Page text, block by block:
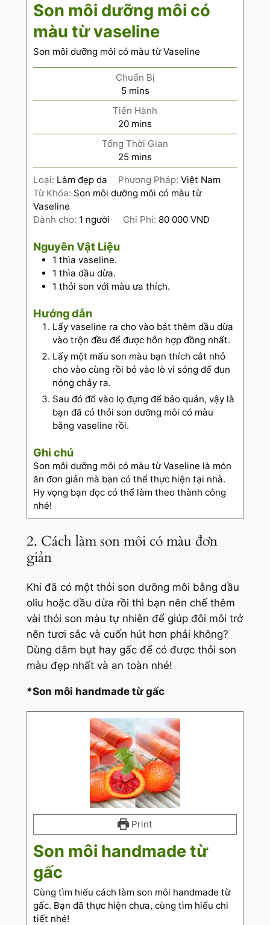
Son môi dưỡng môi có
màu từ vaseline
Son môi dưỡng môi có màu từ Vaseline
Chuẩn Bị
5 mins
Tiến Hành
20 mins
Tổng Thời Gian
25 mins
Loại: Làm đẹp da Phương Pháp: Việt Nam
Từ Khóa: Son môi dưỡng môi có màu từ
Vaseline
Dành cho: 1 người Chi Phí: 80 000 VND
Nguyên Vật Liệu
1 thìa vaseline.
1 thìa dầu dừa.
1 thỏi son với màu ưa thích.
Hướng dẫn
Lấy vaseline ra cho vào bát thêm dầu dừa
vào trộn đều để được hỗn hợp đồng nhất.
Lấy một mẩu son màu bạn thích cắt nhỏ
cho vào cùng rồi bỏ vào lò vi sóng để đun
nóng chảy ra.
Sau đó đổ vào lọ đựng để bảo quản, vậy là
bạn đã có thỏi son dưỡng môi có màu
bằng vaseline rồi.
Ghi chú
Son môi dưỡng môi có màu từ Vaseline là món
ăn đơn giản mà bạn có thể thực hiện tại nhà.
Hy vọng bạn đọc có thể làm theo thành công
nhé!
2. Cách làm son môi có màu đơn
giản
Khi đã có một thỏi son dưỡng môi bằng dầu
oliu hoặc dầu dừa rồi thì bạn nên chế thêm
vài thỏi son màu tự nhiên để giúp đôi môi trở
nên tươi sắc và cuốn hút hơn phải không?
Dùng dâm bụt hay gấc để có được thỏi son
màu đẹp nhất và an toàn nhé!
*Son môi handmade từ gấc
Print
Son môi handmade từ
gấc
Cùng tìm hiểu cách làm son môi handmade từ
gấc. Bạn đã thực hiện chưa, cùng tìm hiểu chi
tiết nhé!